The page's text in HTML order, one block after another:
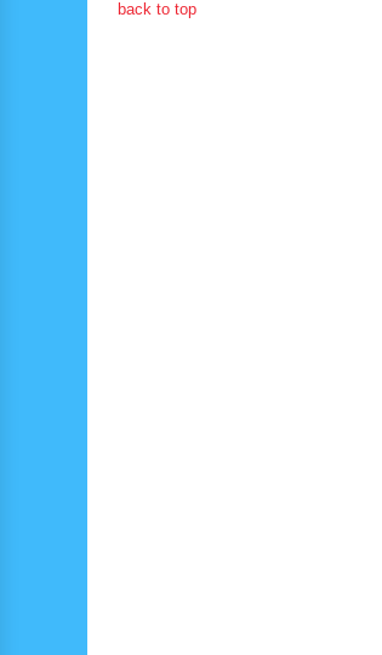
back to top